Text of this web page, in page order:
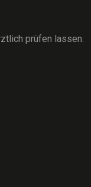
prüfen lassen.